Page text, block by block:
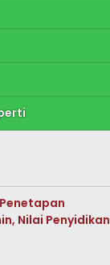
Nilai Penyidikan